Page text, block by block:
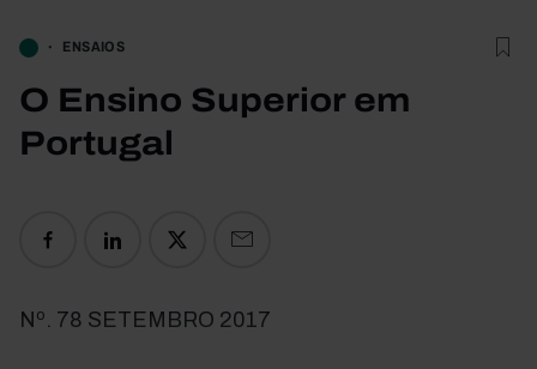
ENSAIOS
O Ensino Superior em
Portugal
Nº. 78 SETEMBRO 2017